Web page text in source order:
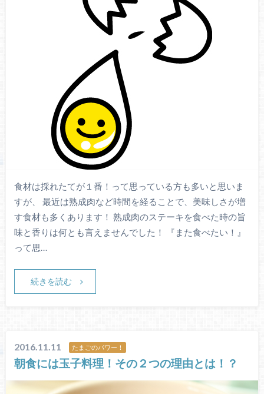
食材は採れたてが１番！って思っている方も多いと思いま
すが、 最近は熟成肉など時間を経ることで、美味しさが増
す食材も多くあります！ 熟成肉のステーキを食べた時の旨
味と香りは何とも言えませんでした！ 『また食べたい！』
って思…
続きを読む
2016.11.11 たまごのパワー！
朝食には玉子料理！その２つの理由とは！？